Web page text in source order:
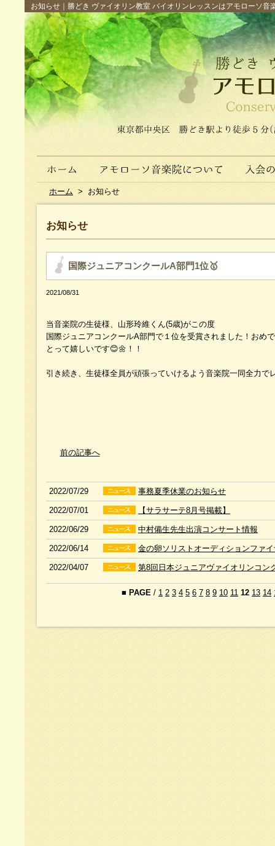
お知らせ｜勝どき ヴァイオリン教室 バイオリンレッスンはアモローソ
ホーム > お知らせ
お知らせ
国際ジュニアコンクールA部門1位🥇
2021/08/31
当音楽院の生徒様、山形玲維くん(5歳)がこの度
国際ジュニアコンクールA部門で１位を受賞されました！おめ
とって嬉しいです😊🌼！！
引き続き、生徒様全員が頑張っていけるよう音楽院一同全力で
前の記事へ
2022/07/29 事務夏季休業のお知らせ
2022/07/01 【サラサーテ8月号掲載】
2022/06/29 中村備生先生出演コンサート情報
2022/06/14 金の卵ソリストオーディションファ
2022/04/07 第8回日本ジュニアヴァイオリンコン
■ PAGE / 1 2 3 4 5 6 7 8 9 10 11 12 13 14